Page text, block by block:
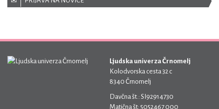
Ljudska univerza Črnomelj
Kolodvorska cesta 32 c
8340 Črnomelj
Davčna št.: SI92914730
Matična št: 5052467 000